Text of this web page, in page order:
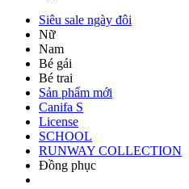
Siêu sale ngày đôi
Nữ
Nam
Bé gái
Bé trai
Sản phẩm mới
Canifa S
License
SCHOOL
RUNWAY COLLECTION
Đồng phục